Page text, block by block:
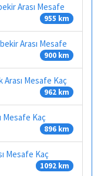
Arası Mesafe
955 km
Arası Mesafe
900 km
Mesafe Kaç
962 km
Mesafe Kaç
896 km
Mesafe Kaç
1092 km